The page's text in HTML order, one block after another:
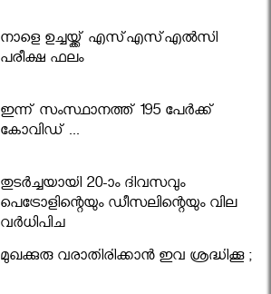
നാളെ ഉച്ചയ്ക്ക് എസ്എസ്എല്‍സി
പരീക്ഷ ഫലം
ഇന്ന് സംസ്ഥാനത്ത് 195 പേര്‍ക്ക്
കോവിഡ് ...
തുടർച്ചയായി 20-ാം ദിവസവും
പെട്രോളിന്റെയും ഡീസലിന്റെയും വില
വര്‍ധിപ്പിച്ചു
മുഖക്കുരു വരാതിരിക്കാന്‍ ഇവ ശ്രദ്ധിക്കൂ ;